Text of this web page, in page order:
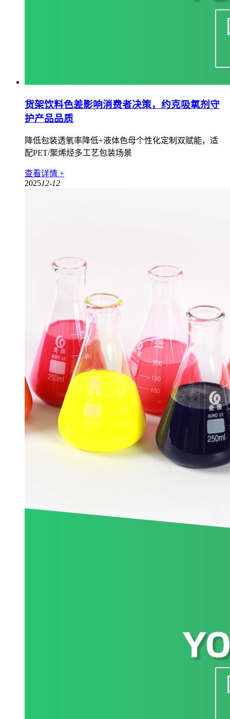
货架饮料色差影响消费者决策，约克吸氧剂守
护产品品质
降低包装透氧率降低+液体色母个性化定制双赋能，适
配PET/聚烯烃多工艺包装场景
查看详情 +
202512-12